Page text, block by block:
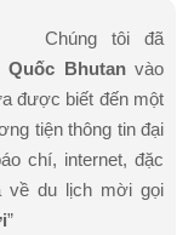
Chúng tôi đã
Quốc Bhutanvào
được biết đến một
tiện thông tin đại
chí, internet, đặc
về du lịch mời gọi
”